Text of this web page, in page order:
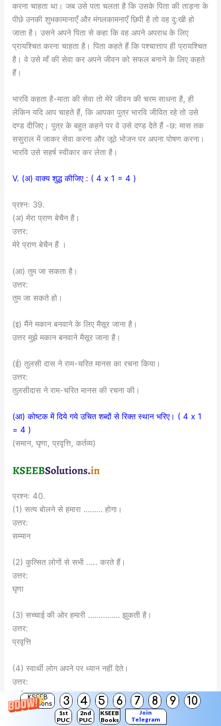
KSEEB
Solutions
3 4 5 6 7 8 9 10
1st
PUC
2nd
PUC
KSEEB
Books
Join
Telegram
करना चाहता था। जब उसे पता चलता है कि उसके पिता की ताड़ना के
पीछे उनकी शुभकामानाएँ और मंगलकामनाएँ छिपी है तो वह दुःखी हो
जाता है। उसने अपने पिता से कहा कि वह अपने अपराध के लिए
प्रायश्चित करना चाहता है। पिता कहते हैं कि पश्चात्ताप ही प्रायश्चित
है। वे उसे माँ की सेवा कर अपने जीवन को सफल बनाने के लिए कहते
हैं।
भारवि कहता है-माता की सेवा तो मेरे जीवन की चरम साधना है, ही
लेकिन यदि आप चाहते हैं, कि आपका पुत्र भारवि जीवित रहे तो उसे
दण्ड दीजिए। पुत्र के बहुत कहने पर वे उसे दण्ड देते हैं -छ: मास तक
ससुराल में जाकर सेवा करना और जूठे भोजन पर अपना पोषण करना।
भारवि उसे सहर्ष स्वीकार कर लेता है।
V. (अ) वाक्य शुद्ध कीजिए : ( 4 x 1 = 4 )
प्रश्नः 39.
(अ) मेरा प्राण बेचैन है।
उत्तर:
मेरे प्राण बेचैन हैं ।
(आ) तुम जा सकता है।
उत्तर:
तुम जा सकते हो।
(इ) मैंने मकान बनवाने के लिए मैसूर जाना है।
उत्तर मुझे मकान बनवाने मैसूर जाना है।
(ई) तुलसी दास ने राम-चरित मानस का रचना किया।
उत्तर:
तुलसीदास ने राम-चरित मानस की रचना की।
(आ) कोष्टक में दिये गये उचित शब्दों से रिक्त स्थान भरिए। ( 4 x 1
= 4 )
(समान, घृणा, प्रवृत्ति, कर्तव्य)
प्रश्नः 40.
(1) सत्य बोलने से हमारा ……… होगा।
उत्तर:
सम्मान
(2) कुत्सित लोगों से सभी ….. करते हैं।
उत्तर:
घृणा
(3) सच्चाई की ओर हमारी …………… झुकती है।
उत्तर:
प्रवृत्ति
(4) स्वार्थी लोग अपने पर ध्यान नहीं देते।
उत्तर:
कर्तव्य
(इ) निम्नलिखित वाक्यों को सूचनानुसार बदलिए। ( 3 x 1 = 3 )